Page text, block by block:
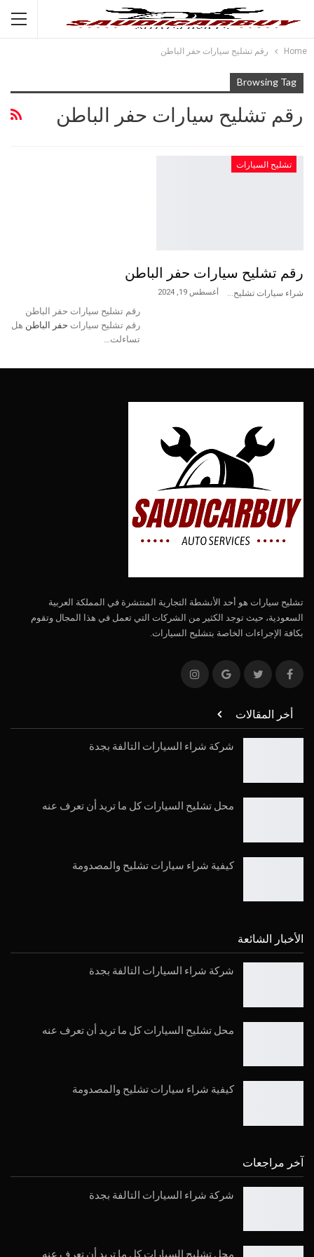
Home رقم تشليح سيارات حفر الباطن
Browsing Tag
رقم تشليح سيارات حفر الباطن
تشليح السيارات
رقم تشليح سيارات حفر الباطن
أغسطس 19, 2024
رقم تشليح سيارات حفر الباطن
رقم تشليح سيارات حفر الباطن هل
تساءلت…
تشليح سيارات هو أحد الأنشطة التجارية المنتشرة في المملكة العربية
السعودية، حيث توجد الكثير من الشركات التي تعمل في هذا المجال وتقوم
بكافة الإجراءات الخاصة بتشليح السيارات.
أخر المقالات
شركة شراء السيارات التالفة بجدة
محل تشليح السيارات كل ما تريد أن تعرف عنه
كيفية شراء سيارات تشليح والمصدومة
الأخبار الشائعة
شركة شراء السيارات التالفة بجدة
محل تشليح السيارات كل ما تريد أن تعرف عنه
كيفية شراء سيارات تشليح والمصدومة
آخر مراجعات
شركة شراء السيارات التالفة بجدة
محل تشليح السيارات كل ما تريد أن تعرف عنه